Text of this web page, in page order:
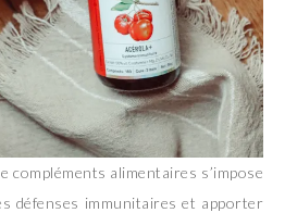
compléments alimentaires s’impose
défenses immunitaires et apporter